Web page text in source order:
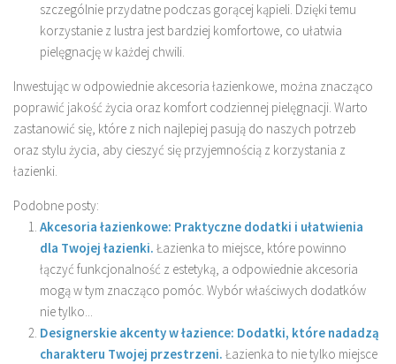
szczególnie przydatne podczas gorącej kąpieli. Dzięki temu
korzystanie z lustra jest bardziej komfortowe, co ułatwia
pielęgnację w każdej chwili.
Inwestując w odpowiednie akcesoria łazienkowe, można znacząco
poprawić jakość życia oraz komfort codziennej pielęgnacji. Warto
zastanowić się, które z nich najlepiej pasują do naszych potrzeb
oraz stylu życia, aby cieszyć się przyjemnością z korzystania z
łazienki.
Podobne posty:
Akcesoria łazienkowe: Praktyczne dodatki i ułatwienia
dla Twojej łazienki. Łazienka to miejsce, które powinno
łączyć funkcjonalność z estetyką, a odpowiednie akcesoria
mogą w tym znacząco pomóc. Wybór właściwych dodatków
nie tylko...
Designerskie akcenty w łazience: Dodatki, które nadadzą
charakteru Twojej przestrzeni. Łazienka to nie tylko miejsce